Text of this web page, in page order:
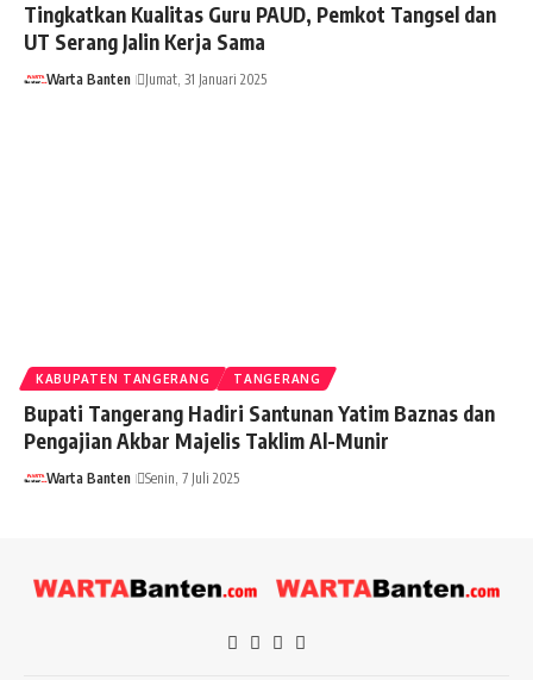
Tingkatkan Kualitas Guru PAUD, Pemkot Tangsel dan
UT Serang Jalin Kerja Sama
Warta Banten Jumat, 31 Januari 2025
KABUPATEN TANGERANG TANGERANG
Bupati Tangerang Hadiri Santunan Yatim Baznas dan
Pengajian Akbar Majelis Taklim Al-Munir
Warta Banten Senin, 7 Juli 2025